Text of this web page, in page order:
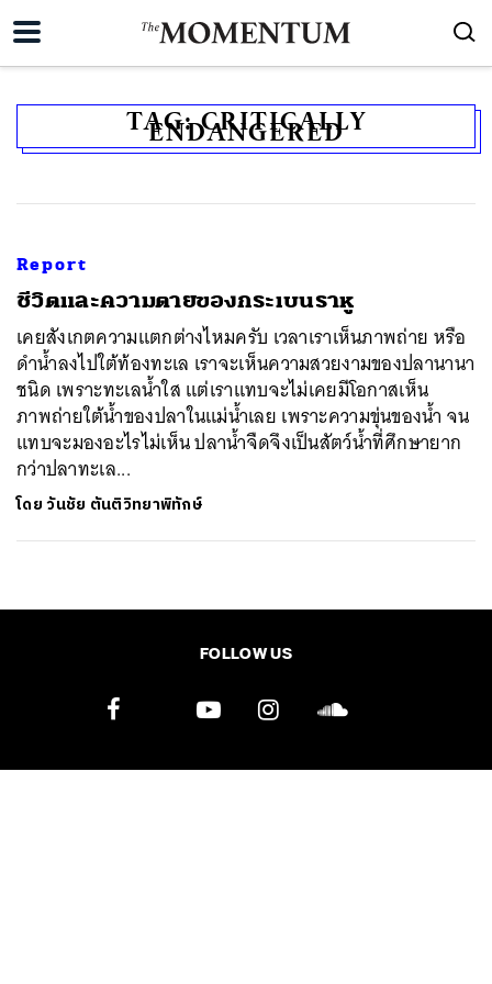
TAG:CRITICALLY
ENDANGERED
Report
ชีวิตและความตายของกระเบนราหู
เคยสังเกตความแตกต่างไหมครับ เวลาเราเห็นภาพถ่าย หรือ
ดำน้ำลงไปใต้ท้องทะเล เราจะเห็นความสวยงามของปลานานา
ชนิด เพราะทะเลน้ำใส แต่เราแทบจะไม่เคยมีโอกาสเห็น
ภาพถ่ายใต้น้ำของปลาในแม่น้ำเลย เพราะความขุ่นของน้ำ จน
แทบจะมองอะไรไม่เห็น ปลาน้ำจืดจึงเป็นสัตว์น้ำที่ศึกษายาก
กว่าปลาทะเล...
โดยวันชัย ตันติวิทยาพิทักษ์
FOLLOW US